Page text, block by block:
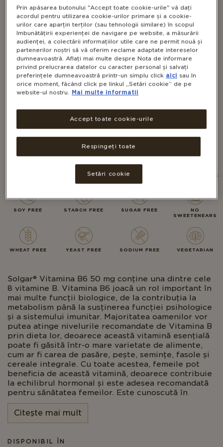
VITAMIN B6 50MG, TABLETE
NON-GMO VEGAN GLUTEN FREE DAIRY FREE
PRESERVATIVES
SOY FREE STARCH FREE SUGAR FREE
ΝΟ
SWEETENEARS
WHEAT FREE YEAST FREE SODIUM FREE VEGETARIAN
Solgar® Vitamina B6 50 mg conține una dintre cele
8 vitamine B. Vitamina B6 joacă un rol important în
mai multe funcții biologice, de la contribuția la
metabolism până la susținerea funcției psihologice
și a sistemului imunitar. Majoritatea oamenilor vor
putea atinge nivelurile recomandate de Vitamina B
prin dieta lor, deoarece această vitamină esențială
poate fi găsită într-o mare varietate de alimente,
cum ar fi carea de pasăre, pește, semințe, fasole și
cereale integrale. Cu toate acestea, femeile pot
beneficia de această vitamină, deoarece contribuie
la echilibrul hormonal și este adesea recomandată
pentru sănătatea femeilor. Este cunoscută în
special pentru calitățile sale de reglare a
hormonilor și formarea de globule roșii sănătoase.
În plus, odată cu înaintarea în vârstă, oamenilor le
face mai susceptibile la deficiențe. În ambele
Citeşte mai mult
DISPONIBIL ÎN
Prin apăsarea butonului "Accept toate cookie-urile" vă dați
acordul pentru utilizarea cookie-urilor primare și a cookie-
urilor care aparțin terților (sau tehnologii similare) în scopul
îmbunătățirii experienței de navigare pe website, a măsurării
audienței, a colectării informațiilor utile care ne permit nouă și
partenerilor noștri să vă oferim reclame adaptate intereselor
dumneavoastră. Aflați mai multe despre Nota de informare
privind prelucrarea datelor cu caracter personal și salvați
preferințele dumneavoastră printr-un simplu click aici sau în
orice moment, făcând click pe linkul „Setări cookie” de pe
website-ul nostru. Mai multe informatii
Respingeți toate
Accept toate cookie-urile
Setări cookie